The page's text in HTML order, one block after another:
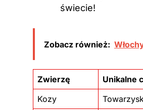
świecie!
Zobacz również:
Zwierzę
Unikalne
Kozy